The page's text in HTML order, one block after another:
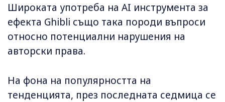
Широката употреба на AI инструмента за
ефекта Ghibli също така породи въпроси
относно потенциални нарушения на
авторски права.
На фона на популярността на
тенденцията, през последната седмица се